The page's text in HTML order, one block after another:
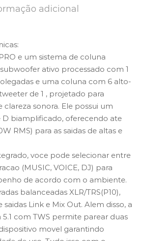
adicional
e um sistema de coluna
ativo processado com 1
e uma coluna com 6 alto-
de 1 , projetado para
sonora. Ele possui um
D biamplificado, oferecendo ate
RMS) para as saidas de altas e
voce pode selecionar entre
(MUSIC, VOICE, DJ) para
de acordo com o ambiente.
balanceadas XLR/TRS(P10),
saidas Link e Mix Out. Alem disso, a
com TWS permite parear duas
movel garantindo